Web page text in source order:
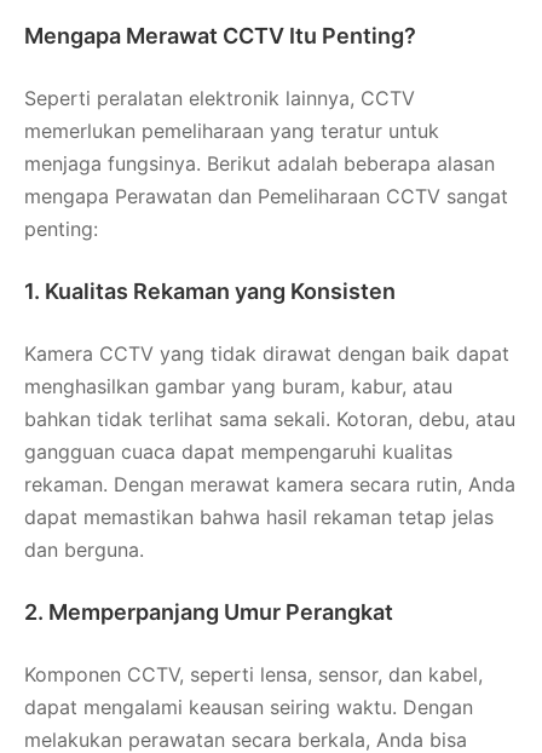
Mengapa Merawat CCTV Itu Penting?
Seperti peralatan elektronik lainnya, CCTV
memerlukan pemeliharaan yang teratur untuk
menjaga fungsinya. Berikut adalah beberapa alasan
mengapa Perawatan dan Pemeliharaan CCTV sangat
penting:
1. Kualitas Rekaman yang Konsisten
Kamera CCTV yang tidak dirawat dengan baik dapat
menghasilkan gambar yang buram, kabur, atau
bahkan tidak terlihat sama sekali. Kotoran, debu, atau
gangguan cuaca dapat mempengaruhi kualitas
rekaman. Dengan merawat kamera secara rutin, Anda
dapat memastikan bahwa hasil rekaman tetap jelas
dan berguna.
2. Memperpanjang Umur Perangkat
Komponen CCTV, seperti lensa, sensor, dan kabel,
dapat mengalami keausan seiring waktu. Dengan
melakukan perawatan secara berkala, Anda bisa